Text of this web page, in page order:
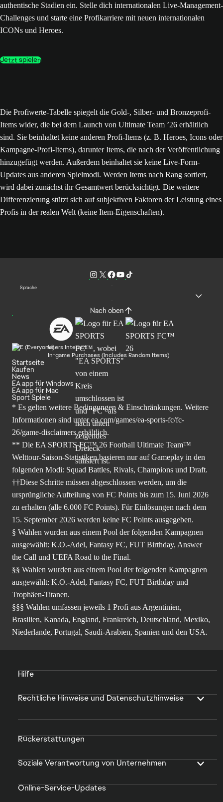
authentische Stadien ein. Stelle dich internationalen Live-Management-
Challenges und starte eine Profikarriere mit neuen internationalen
ICONs und Heroes.
Jetzt spielen
Die Profiwerte-Tabelle spiegelt die Gold-, Silber- und Bronzeprofi-
Items wider, die bei dem Launch von Ultimate Team ’26 erhältlich
sind. Sie beinhaltet keine anderen Profi-Items (z. B. Heroes, Icons oder
Kampagne-Profi-Items), darunter Items, die nach der Veröffentlichung
hinzugefügt werden. Außerdem beinhaltet sie keine Live-Form-
Updates aus anderen Spielmodi. Werden Items nach Rang sortiert,
wird dabei zunächst ihr Gesamtwert berücksichtigt. Die weitere
Differenzierung stützt sich auf subjektiven Faktoren der Leistung eines
Profis in der realen Welt (keine Item-Eigenschaften).
Sprache
Nach oben
Users Interact
In-game Purchases (Includes Random Items)
Startseite
Kaufen
News
EA app für Windows
EA app für Mac
Sport Spiele
* Es gelten weitere Bedingungen & Einschränkungen. Weitere
Informationen sind unterea.com/games/ea-sports-fc/fc-
26/game-disclaimers erhältlich.
** Die EA SPORTS FC™ 26 Football Ultimate Team™
Welttour-Saison-Statistiken basieren nur auf Gameplay in den
folgenden Modi: Squad Battles, Rivals, Champions und Draft.
††Diese Schritte müssen abgeschlossen werden, um die
ursprüngliche Aufteilung von FC Points bis zum 15. Juni 2026
zu erhalten (alle 6.000 FC Points). Für Einlösungen nach dem
15. September 2026 werden keine FC Points ausgegeben.
§ Wahlen wurden aus einem Pool der folgenden Kampagnen
ausgewählt: K.O.-Adel, Fantasy FC, FUT Birthday, Answer
the Call und UEFA Road to the Final.
§§ Wahlen wurden aus einem Pool der folgenden Kampagnen
ausgewählt: K.O.-Adel, Fantasy FC, FUT Birthday und
Trophäen-Titanen.
§§§ Wahlen umfassen jeweils 1 Profi aus Argentinien,
Brasilien, Kanada, England, Frankreich, Deutschland, Mexiko,
Niederlande, Portugal, Saudi-Arabien, Spanien und den USA.
Hilfe
Rechtliche Hinweise und Datenschutzhinweise
Rückerstattungen
Soziale Verantwortung von Unternehmen
Online-Service-Updates